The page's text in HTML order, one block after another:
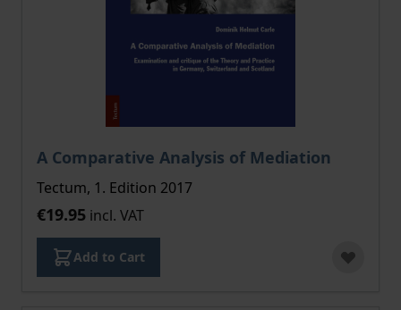
A Comparative Analysis of Mediation
Tectum, 1. Edition 2017
€19.95 incl. VAT
Add to Cart